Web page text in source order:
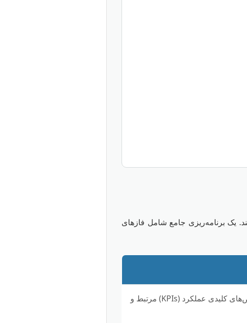
یک برنامه‌ریزی جامع شامل فازهای
شفاف‌سازی سوالات پژوهش، انتخاب شاخص‌های کلیدی عملکرد (KPIs) مرتبط و